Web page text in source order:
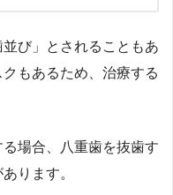
び」とされることもあ
もあるため、治療する
場合、八重歯を抜歯す
ります。